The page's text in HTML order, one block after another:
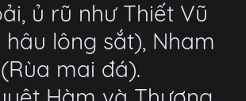
ủ rũ như Thiết Vũ
hâu lông sắt), Nham
mai đá).